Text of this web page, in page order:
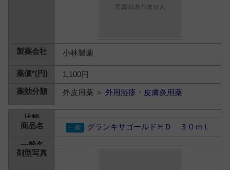
小林製薬
1,100円
外皮用薬 ＞外用湿疹・皮膚炎用薬
グランキサゴールドＨＤ ３０ｍＬ